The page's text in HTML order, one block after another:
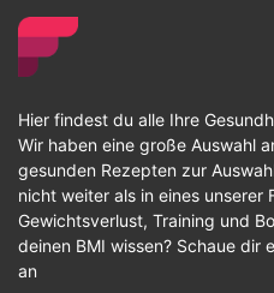
Hier findest du alle Ihre
Wir haben eine große Auswahl
gesunden Rezepten zur
nicht weiter als in eines unserer
Gewichtsverlust, Training und
deinen BMI wissen? Schaue dir
an